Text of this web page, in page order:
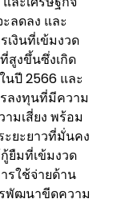
ลดลง และ
เงินที่เข้มงวด
สูงขึ้นซึ่งเกิด
นปี 2566 และ
ลงทุนที่มีความ
มเสี่ยง พร้อม
ะยะยาวที่มั่นคง
ยืมที่เข้มงวด
รใช้จ่ายด้าน
พัฒนาขีดความ